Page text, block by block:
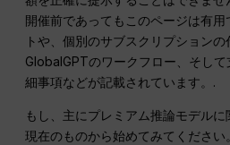
開催前であってもこのページは有
トや、個別のサブスクリプション
GlobalGPTのワークフロー、そし
細事項などが記載されています。.
もし、主にプレミアム推論モデル
現在のものから始めてみてください